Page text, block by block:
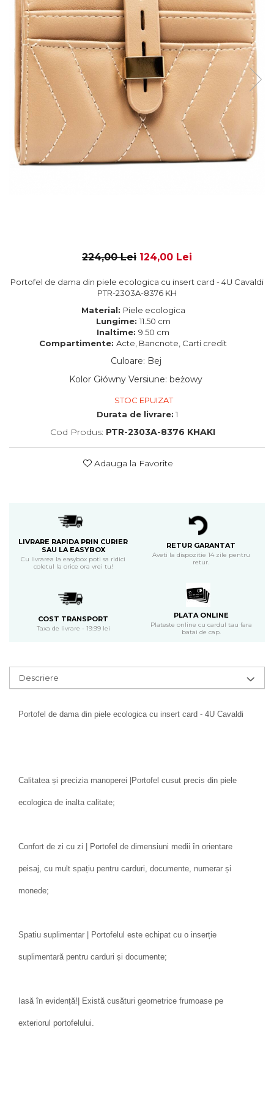
224,00 Lei 124,00 Lei
Portofel de dama din piele ecologica cu insert card - 4U Cavaldi
PTR-2303A-8376 KH
Material: Piele ecologica
Lungime: 11.50 cm
Inaltime: 9.50 cm
Compartimente: Acte, Bancnote, Carti credit
Culoare: Bej
Kolor Główny Versiune: beżowy
STOC EPUIZAT
Durata de livrare: 1
Cod Produs: PTR-2303A-8376 KHAKI
Adauga la Favorite
LIVRARE RAPIDA PRIN CURIER
SAU LA EASYBOX
Cu livrarea la easybox poti sa ridici
coletul la orice ora vrei tu!
RETUR GARANTAT
Aveti la dispozitie 14 zile pentru
retur.
COST TRANSPORT
Taxa de livrare - 19.99 lei
PLATA ONLINE
Plateste online cu cardul tau fara
batai de cap.
Descriere
Portofel de dama din piele ecologica cu insert card - 4U Cavaldi
Calitatea și precizia manoperei |Portofel cusut precis din piele
ecologica de inalta calitate;
Confort de zi cu zi | Portofel de dimensiuni medii în orientare
peisaj, cu mult spațiu pentru carduri, documente, numerar și
monede;
Spatiu suplimentar | Portofelul este echipat cu o inserție
suplimentară pentru carduri și documente;
Iasă în evidență!| Există cusături geometrice frumoase pe
exteriorul portofelului.